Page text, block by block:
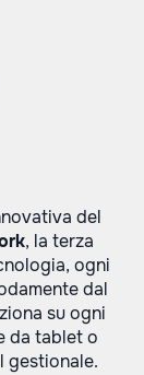
del
, la terza
ogni
dal
su ogni
da tablet o
gestionale.